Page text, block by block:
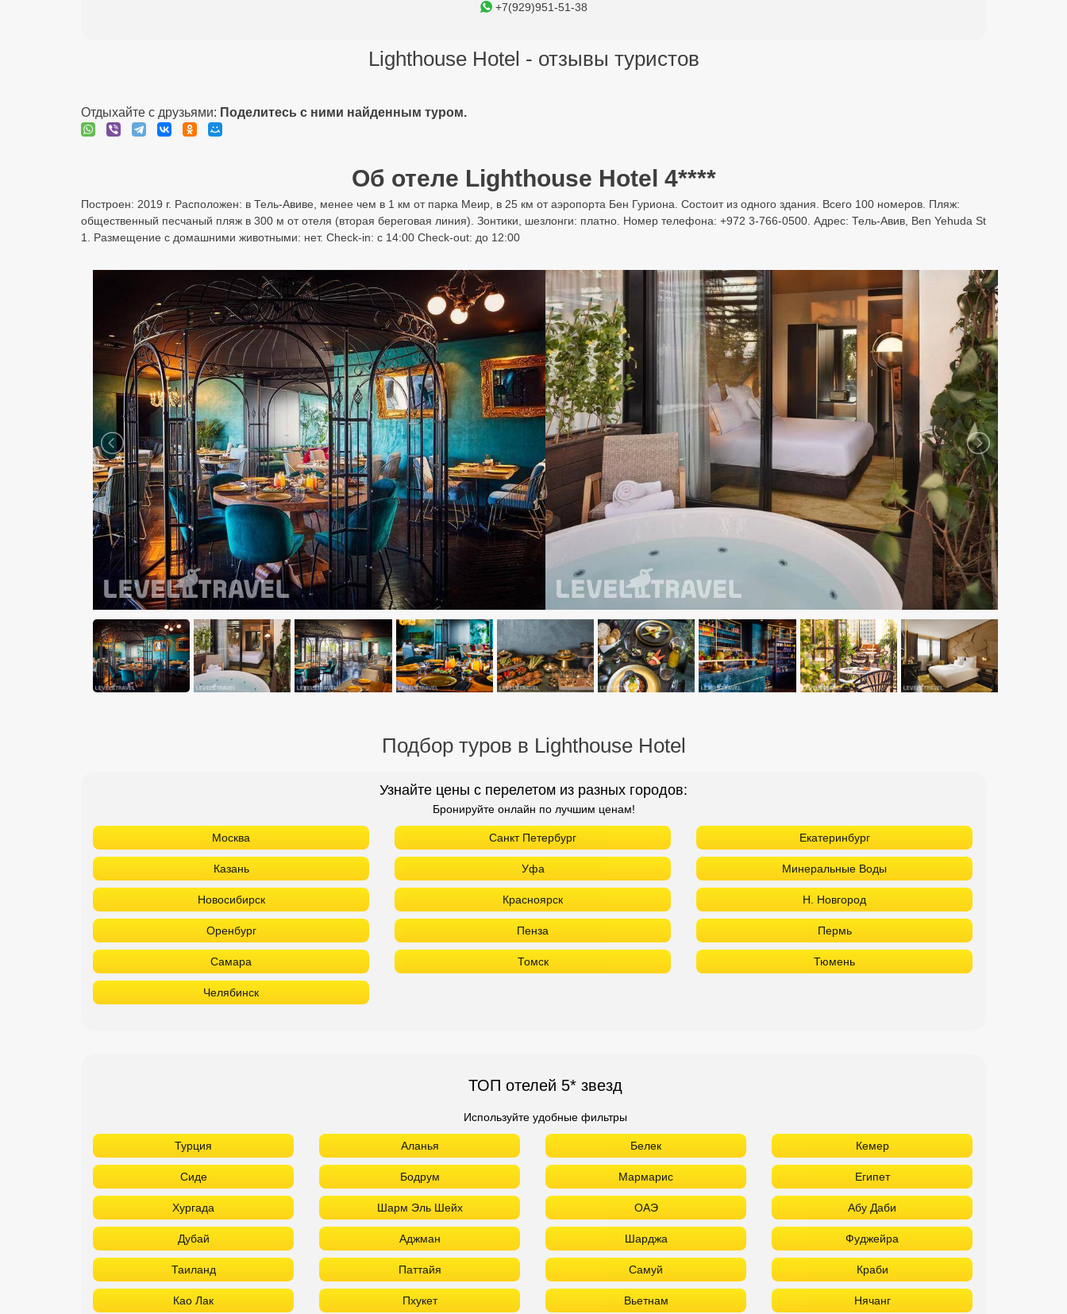
+7(929)951-51-38
Lighthouse Hotel - отзывы туристов
Отдыхайте с друзьями: Поделитесь с ними найденным туром.
Об отеле Lighthouse Hotel 4****
Построен: 2019 г. Расположен: в Тель-Авиве, менее чем в 1 км от парка Меир, в 25 км от аэропорта Бен Гуриона. Состоит из одного здания. Всего 100 номеров. Пляж:
общественный песчаный пляж в 300 м от отеля (вторая береговая линия). Зонтики, шезлонги: платно. Номер телефона: +972 3-766-0500. Адрес: Тель-Авив, Ben Yehuda St
1. Размещение с домашними животными: нет. Check-in: с 14:00 Check-out: до 12:00
Подбор туров в Lighthouse Hotel
Узнайте цены с перелетом из разных городов:
Бронируйте онлайн по лучшим ценам!
Москва Санкт Петербург Екатеринбург
Казань Уфа Минеральные Воды
Новосибирск Красноярск Н. Новгород
Оренбург Пенза Пермь
Самара Томск Тюмень
Челябинск
ТОП отелей 5* звезд
Используйте удобные фильтры
Турция Аланья Белек Кемер
Сиде Бодрум Мармарис Египет
Хургада Шарм Эль Шейх ОАЭ Абу Даби
Дубай Аджман Шарджа Фуджейра
Таиланд Паттайя Самуй Краби
Као Лак Пхукет Вьетнам Нячанг